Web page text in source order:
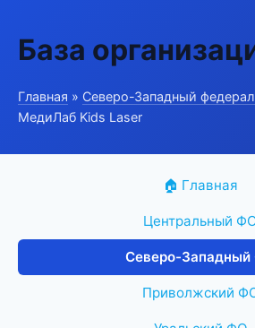
База
Главная » Северо-Западный
МедиЛаб Kids Laser
🏠 Главная
Центральный
Северо-
Приволжский